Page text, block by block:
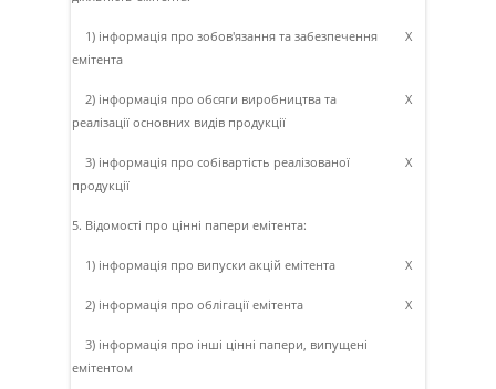
1) інформація про зобов'язання та забезпечення
емітента
X
2) інформація про обсяги виробництва та
реалізації основних видів продукції
X
3) інформація про собівартість реалізованої
продукції
X
5. Відомості про цінні папери емітента:
1) інформація про випуски акцій емітента X
2) інформація про облігації емітента X
3) інформація про інші цінні папери, випущені
емітентом